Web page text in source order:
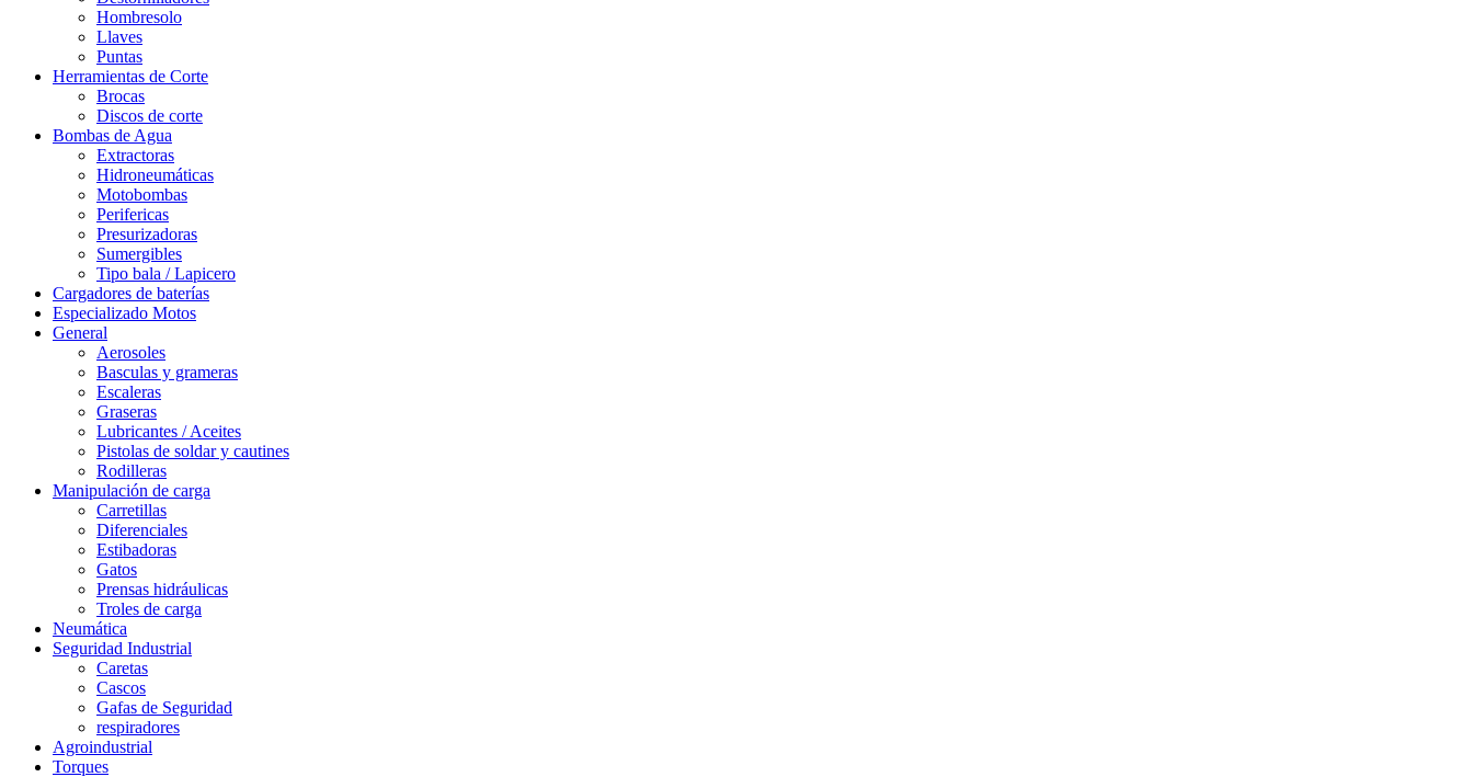
Hombresolo
Llaves
Puntas
Herramientas de Corte
Brocas
Discos de corte
Bombas de Agua
Extractoras
Hidroneumáticas
Motobombas
Perifericas
Presurizadoras
Sumergibles
Tipo bala / Lapicero
Cargadores de baterías
Especializado Motos
General
Aerosoles
Basculas y grameras
Escaleras
Graseras
Lubricantes / Aceites
Pistolas de soldar y cautines
Rodilleras
Manipulación de carga
Carretillas
Diferenciales
Estibadoras
Gatos
Prensas hidráulicas
Troles de carga
Neumática
Seguridad Industrial
Caretas
Cascos
Gafas de Seguridad
respiradores
Agroindustrial
Torques